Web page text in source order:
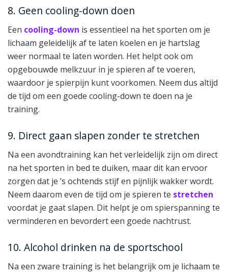
8. Geen cooling-down doen
Een cooling-down is essentieel na het sporten om je
lichaam geleidelijk af te laten koelen en je hartslag
weer normaal te laten worden. Het helpt ook om
opgebouwde melkzuur in je spieren af te voeren,
waardoor je spierpijn kunt voorkomen. Neem dus altijd
de tijd om een goede cooling-down te doen na je
training.
9. Direct gaan slapen zonder te stretchen
Na een avondtraining kan het verleidelijk zijn om direct
na het sporten in bed te duiken, maar dit kan ervoor
zorgen dat je ’s ochtends stijf en pijnlijk wakker wordt.
Neem daarom even de tijd om je spieren te stretchen
voordat je gaat slapen. Dit helpt je om spierspanning te
verminderen en bevordert een goede nachtrust.
10. Alcohol drinken na de sportschool
Na een zware training is het belangrijk om je lichaam te